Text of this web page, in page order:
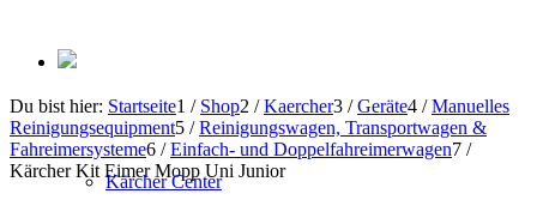
Kärcher Center
Du bist hier: Startseite1 / Shop2 / Kaercher3 / Geräte4 / Manuelles
Reinigungsequipment5 / Reinigungswagen, Transportwagen &
Fahreimersysteme6 / Einfach- und Doppelfahreimerwagen7 /
Kärcher Kit Eimer Mopp Uni Junior